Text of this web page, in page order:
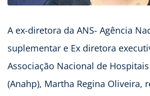
A ex-diretora da ANS- Agência
suplementar e Ex diretora
Associação Nacional de
(Anahp), Martha Regina Oliveira,